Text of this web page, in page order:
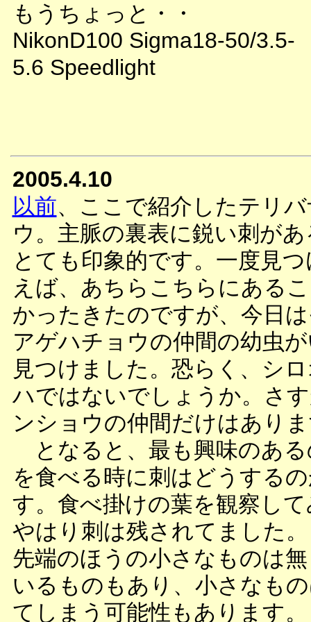
もうちょっと・・
NikonD100 Sigma18-50/3.5-
5.6 Speedlight
2005.4.10
以前、ここで紹介したテリ
ウ。主脈の裏表に鋭い刺が
とても印象的です。一度見
えば、あちらこちらにある
かったきたのですが、今日
アゲハチョウの仲間の幼虫
見つけました。恐らく、シ
ハではないでしょうか。さ
ンショウの仲間だけはあり
となると、最も興味のある
を食べる時に刺はどうする
す。食べ掛けの葉を観察し
やはり刺は残されてました
先端のほうの小さなものは
いるものもあり、小さなも
てしまう可能性もあります。